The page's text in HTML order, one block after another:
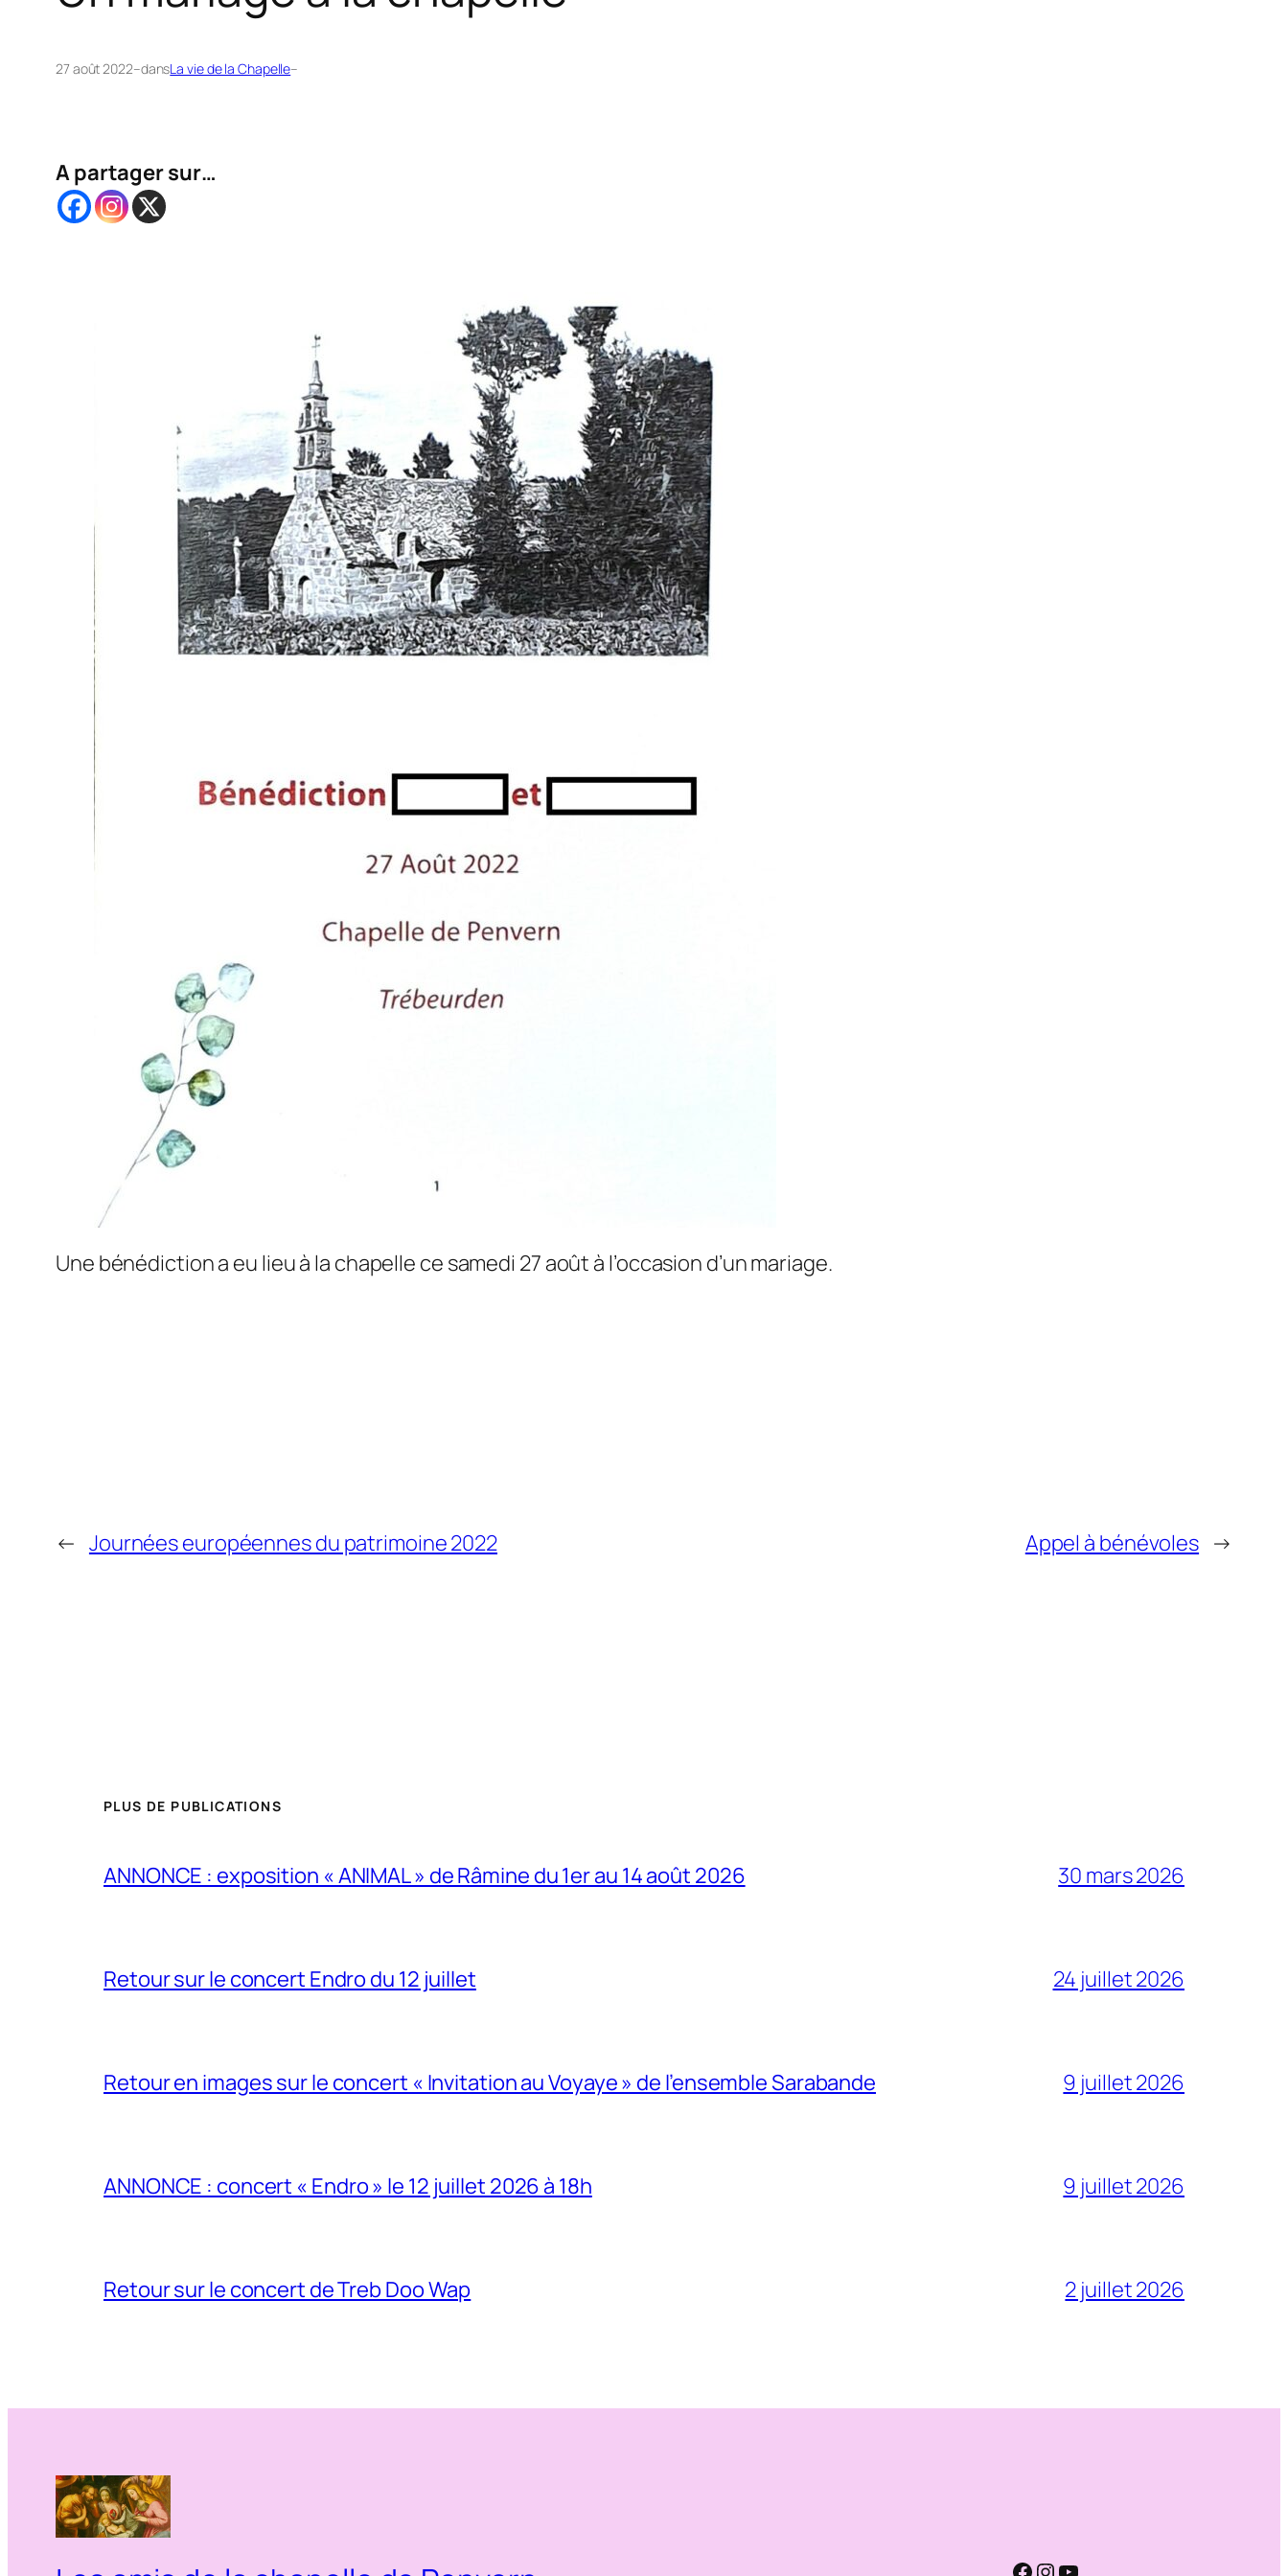
27 août 2022–dansLa vie de la Chapelle–
A partager sur…
Une bénédiction a eu lieu à la chapelle ce samedi 27 août à l’occasion d’un mariage.
← Journées européennes du patrimoine 2022 Appel à bénévoles →
PLUS DE PUBLICATIONS
ANNONCE : exposition « ANIMAL » de Râmine du 1er au 14 août 2026 30 mars 2026
Retour sur le concert Endro du 12 juillet 24 juillet 2026
Retour en images sur le concert « Invitation au Voyaye » de l’ensemble Sarabande 9 juillet 2026
ANNONCE : concert « Endro » le 12 juillet 2026 à 18h 9 juillet 2026
Retour sur le concert de Treb Doo Wap 2 juillet 2026